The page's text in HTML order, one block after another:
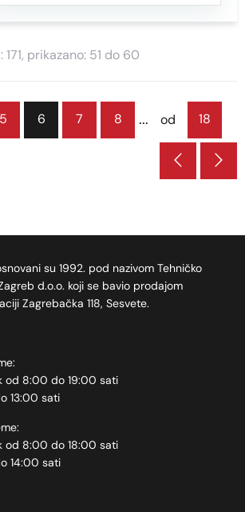
prikazano: 51 do 60
5 6 7 8 ... od 18
su 1992. pod nazivom Tehničko
d.o.o. koji se bavio prodajom
Zagrebačka 118, Sesvete.
od 8:00 do 19:00 sati
13:00 sati
od 8:00 do 18:00 sati
14:00 sati